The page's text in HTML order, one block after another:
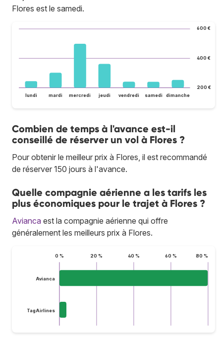
Flores est le samedi.
200 €
400 €
600 €
lundi mardi mercredi jeudi vendredi samedi dimanche
Combien de temps à l'avance est-il
conseillé de réserver un vol à Flores ?
Pour obtenir le meilleur prix à Flores, il est recommandé
de réserver 150 jours à l'avance.
Quelle compagnie aérienne a les tarifs les
plus économiques pour le trajet à Flores ?
Avianca est la compagnie aérienne qui offre
généralement les meilleurs prix à Flores.
0 % 20 % 40 % 60 % 80 %
Avianca
TagAirlines